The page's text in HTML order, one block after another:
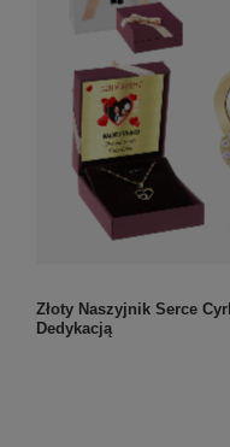
Złoty Naszyjnik Serce
Dedykacją